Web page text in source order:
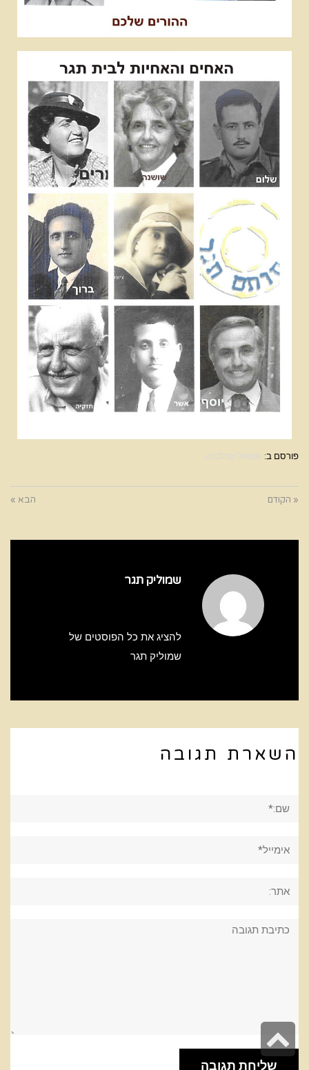
פורסם ב: שמואל וסולטנה
« הקודם הבא »
שמוליק תגר
להציג את כל הפוסטים של
שמוליק תגר
השארת תגובה
גלילה
לראש